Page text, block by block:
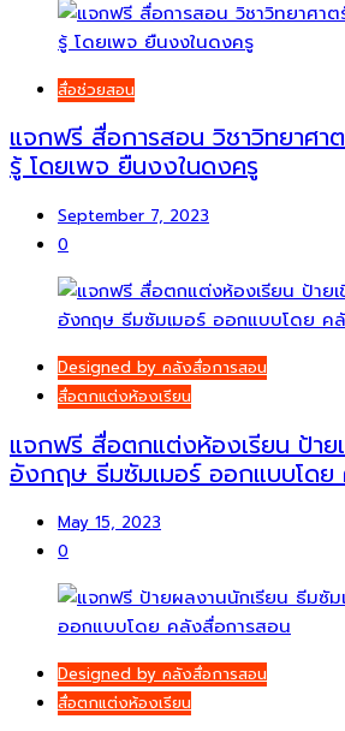
สื่อช่วยสอน
แจกฟรี สื่อการสอน วิชาวิทยาศา
รู้ โดยเพจ ยืนงงในดงครู
September 7, 2023
0
Designed by คลังสื่อการสอน
สื่อตกแต่งห้องเรียน
แจกฟรี สื่อตกแต่งห้องเรียน ป้าย
อังกฤษ ธีมซัมเมอร์ ออกแบบโด
May 15, 2023
0
Designed by คลังสื่อการสอน
สื่อตกแต่งห้องเรียน